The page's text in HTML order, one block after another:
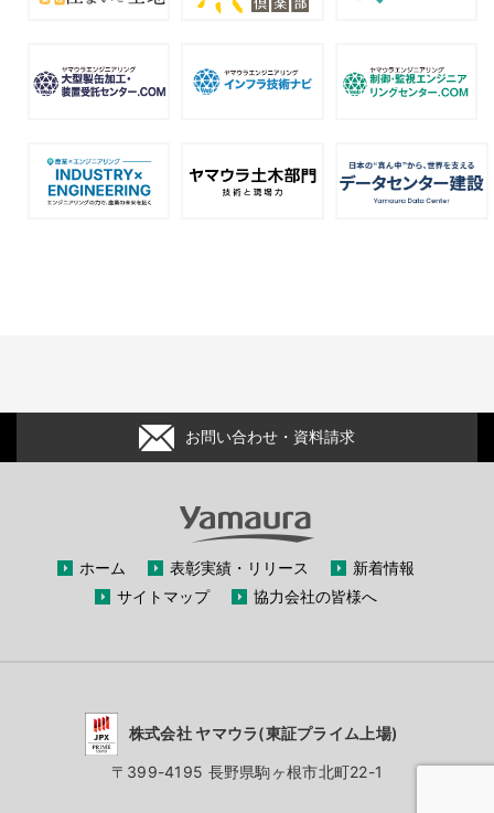
お問い合わせ・資料請求
ホーム 表彰実績・リリース
新着情報
サイトマップ
協力会社の皆様へ
株式会社 ヤマウラ(東証プライム上場)
〒399-4195 長野県駒ヶ根市北町22-1